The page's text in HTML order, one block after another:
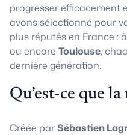
progresser efficacement
avons sélectionné pour
plus réputés en France : à
ou encore Toulouse,
dernière génération.
Qu’est-ce que
Créée parSébastien